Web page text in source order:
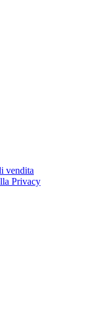
vendita
Privacy